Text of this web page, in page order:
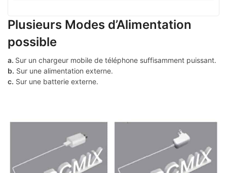
Plusieurs Modes d’Alimentation
possible
a. Sur un chargeur mobile de téléphone suffisamment puissant.
b. Sur une alimentation externe.
c. Sur une batterie externe.